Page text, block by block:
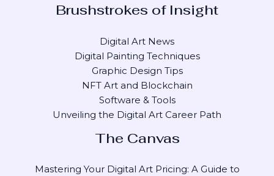
Brushstrokes of Insight
Digital Art News
Digital Painting Techniques
Graphic Design Tips
NFT Art and Blockchain
Software & Tools
Unveiling the Digital Art Career Path
The Canvas
Mastering Your Digital Art Pricing: A Guide to